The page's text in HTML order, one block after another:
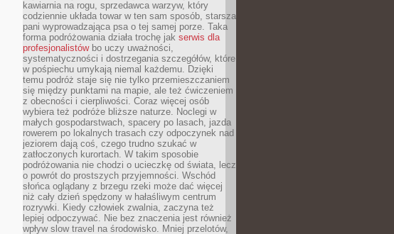
kawiarnia na rogu, sprzedawca warzyw, który
codziennie układa towar w ten sam sposób, starsza
pani wyprowadzająca psa o tej samej porze. Taka
forma podróżowania działa trochę jak serwis dla
profesjonalistówbo uczy uważności,
systematyczności i dostrzegania szczegółów, które
w pośpiechu umykają niemal każdemu. Dzięki
temu podróż staje się nie tylko przemieszczaniem
się między punktami na mapie, ale też ćwiczeniem
z obecności i cierpliwości. Coraz więcej osób
wybiera też podróże bliższe naturze. Noclegi w
małych gospodarstwach, spacery po lasach, jazda
rowerem po lokalnych trasach czy odpoczynek nad
jeziorem dają coś, czego trudno szukać w
zatłoczonych kurortach. W takim sposobie
podróżowania nie chodzi o ucieczkę od świata, lecz
o powrót do prostszych przyjemności. Wschód
słońca oglądany z brzegu rzeki może dać więcej
niż cały dzień spędzony w hałaśliwym centrum
rozrywki. Kiedy człowiek zwalnia, zaczyna też
lepiej odpoczywać. Nie bez znaczenia jest również
wpływ slow travel na środowisko. Mniej przelotów,